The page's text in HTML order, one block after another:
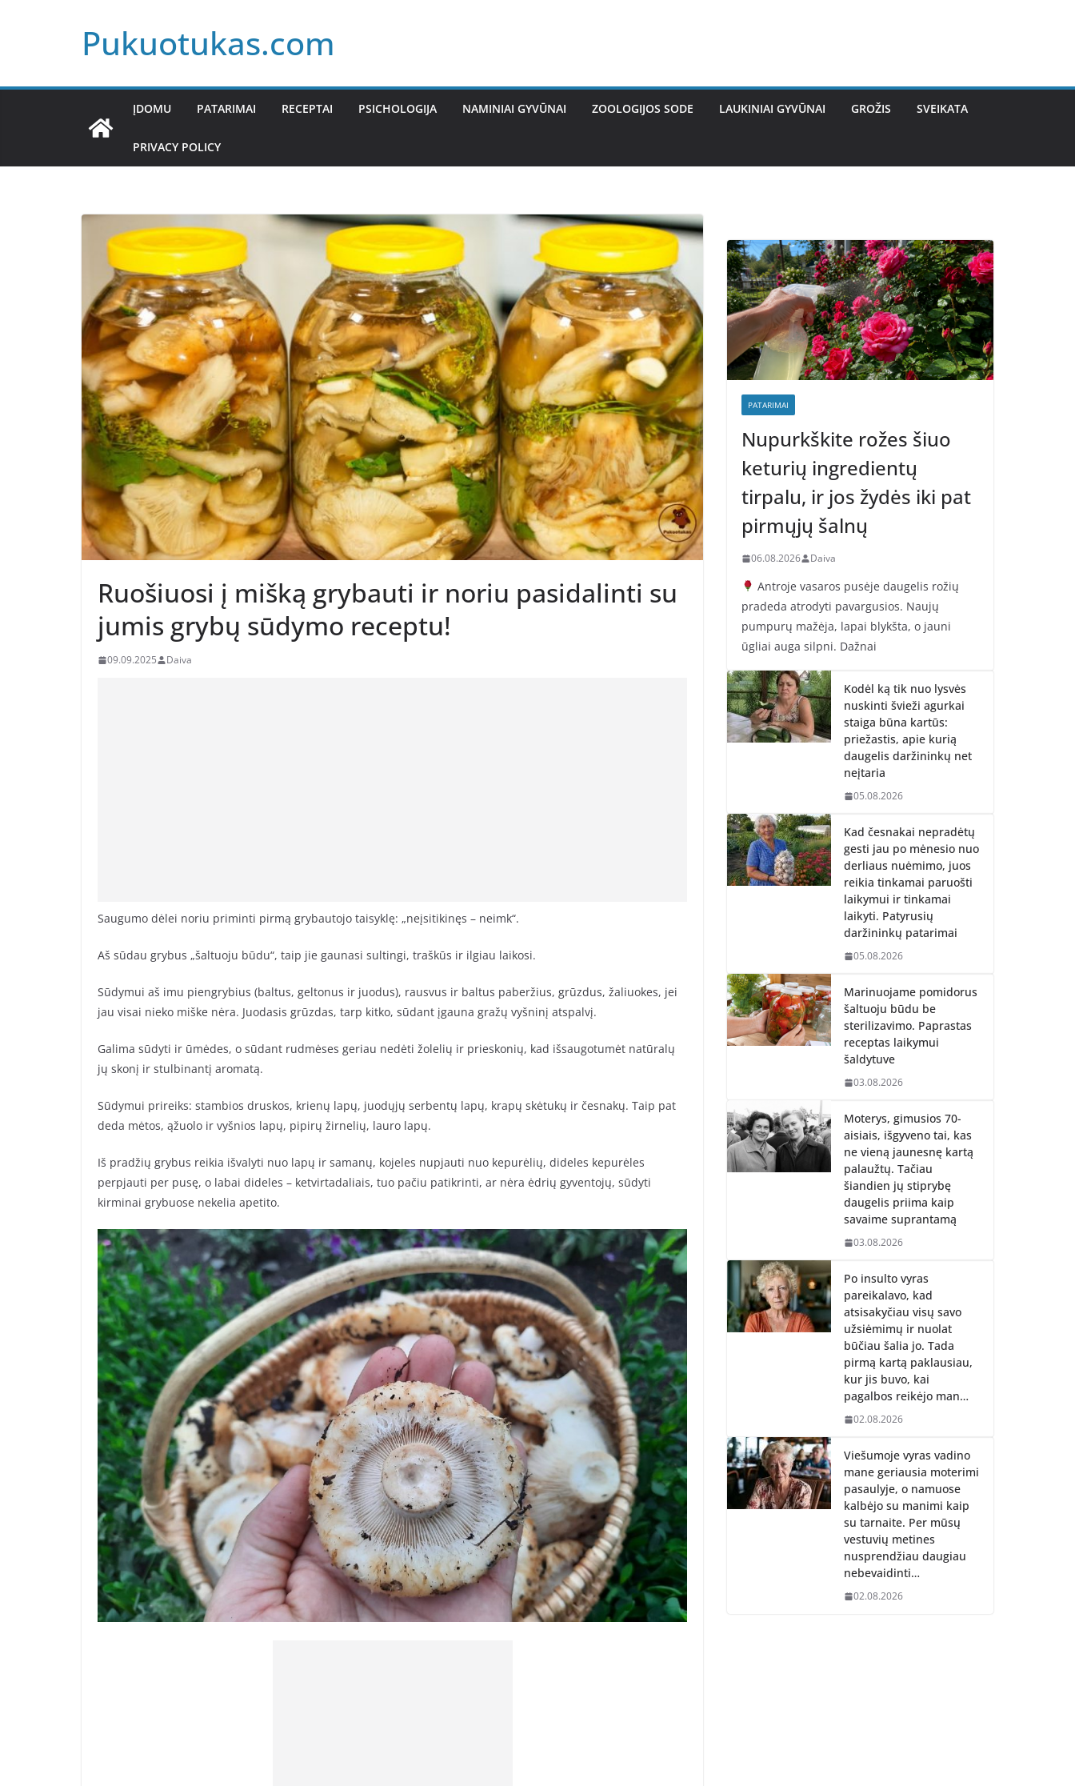
Pukuotukas.com
ĮDOMU PATARIMAI RECEPTAI PSICHOLOGIJA NAMINIAI GYVŪNAI ZOOLOGIJOS SODE LAUKINIAI GYVŪNAI GROŽIS SVEIKATA
PRIVACY POLICY
Ruošiuosi į mišką grybauti ir noriu pasidalinti su
jumis grybų sūdymo receptu!
09.09.2025 Daiva
Saugumo dėlei noriu priminti pirmą grybautojo taisyklę: „neįsitikinęs – neimk“.
Aš sūdau grybus „šaltuoju būdu“, taip jie gaunasi sultingi, traškūs ir ilgiau laikosi.
Sūdymui aš imu piengrybius (baltus, geltonus ir juodus), rausvus ir baltus paberžius, grūzdus, žaliuokes, jei
jau visai nieko miške nėra. Juodasis grūzdas, tarp kitko, sūdant įgauna gražų vyšninį atspalvį.
Galima sūdyti ir ūmėdes, o sūdant rudmėses geriau nedėti žolelių ir prieskonių, kad išsaugotumėt natūralų
jų skonį ir stulbinantį aromatą.
Sūdymui prireiks: stambios druskos, krienų lapų, juodųjų serbentų lapų, krapų skėtukų ir česnakų. Taip pat
deda mėtos, ąžuolo ir vyšnios lapų, pipirų žirnelių, lauro lapų.
Iš pradžių grybus reikia išvalyti nuo lapų ir samanų, kojeles nupjauti nuo kepurėlių, dideles kepurėles
perpjauti per pusę, o labai dideles – ketvirtadaliais, tuo pačiu patikrinti, ar nėra ėdrių gyventojų, sūdyti
kirminai grybuose nekelia apetito.
PATARIMAI
Nupurkškite rožes šiuo
keturių ingredientų
tirpalu, ir jos žydės iki pat
pirmųjų šalnų
06.08.2026 Daiva
Antroje vasaros pusėje daugelis rožių
pradeda atrodyti pavargusios. Naujų
pumpurų mažėja, lapai blykšta, o jauni
ūgliai auga silpni. Dažnai
Kodėl ką tik nuo lysvės
nuskinti švieži agurkai
staiga būna kartūs:
priežastis, apie kurią
daugelis daržininkų net
neįtaria
05.08.2026
Kad česnakai nepradėtų
gesti jau po mėnesio nuo
derliaus nuėmimo, juos
reikia tinkamai paruošti
laikymui ir tinkamai
laikyti. Patyrusių
daržininkų patarimai
05.08.2026
Marinuojame pomidorus
šaltuoju būdu be
sterilizavimo. Paprastas
receptas laikymui
šaldytuve
03.08.2026
Moterys, gimusios 70-
aisiais, išgyveno tai, kas
ne vieną jaunesnę kartą
palaužtų. Tačiau
šiandien jų stiprybę
daugelis priima kaip
savaime suprantamą
03.08.2026
Po insulto vyras
pareikalavo, kad
atsisakyčiau visų savo
užsiėmimų ir nuolat
būčiau šalia jo. Tada
pirmą kartą paklausiau,
kur jis buvo, kai
pagalbos reikėjo man…
02.08.2026
Viešumoje vyras vadino
mane geriausia moterimi
pasaulyje, o namuose
kalbėjo su manimi kaip
su tarnaite. Per mūsų
vestuvių metines
nusprendžiau daugiau
nebevaidinti…
02.08.2026